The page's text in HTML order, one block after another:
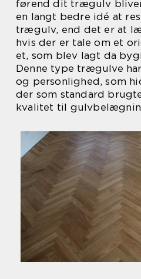
førend dit trægulv
en langt bedre idé at
trægulv, end det er at
hvis der er tale om et
et, som blev lagt da
Denne type trægulve
og personlighed, som
der som standard
kvalitet til